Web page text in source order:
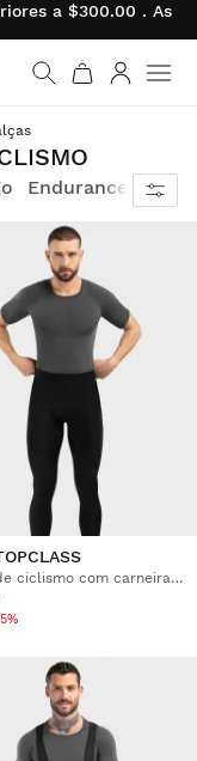
a $300.00 . As
inicial
Endurance
Calças de ciclismo com carneira homem